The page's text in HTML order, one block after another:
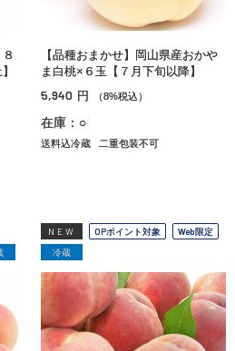
【品種おまかせ】岡山県産おかや
ま白桃×６玉【７月下旬以降】
5,940 円 （8%税込）
在庫：○
送料込冷蔵 二重包装不可
NEW OPポイント対象
Web限定
冷蔵